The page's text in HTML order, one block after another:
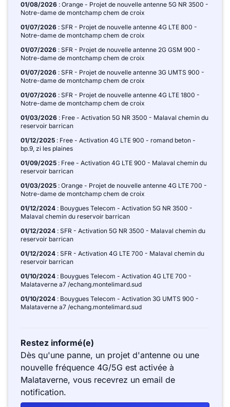
01/08/2026 : Orange - Projet de nouvelle antenne 5G NR 3500 -
Notre-dame de montchamp chem de croix
01/07/2026 : SFR - Projet de nouvelle antenne 4G LTE 800 -
Notre-dame de montchamp chem de croix
01/07/2026 : SFR - Projet de nouvelle antenne 2G GSM 900 -
Notre-dame de montchamp chem de croix
01/07/2026 : SFR - Projet de nouvelle antenne 3G UMTS 900 -
Notre-dame de montchamp chem de croix
01/07/2026 : SFR - Projet de nouvelle antenne 4G LTE 1800 -
Notre-dame de montchamp chem de croix
01/03/2026 : Free - Activation 5G NR 3500 - Malaval chemin du
reservoir barrican
01/12/2025 : Free - Activation 4G LTE 900 - romand beton -
bp.9, zi les plaines
01/09/2025 : Free - Activation 4G LTE 900 - Malaval chemin du
reservoir barrican
01/03/2025 : Orange - Projet de nouvelle antenne 4G LTE 700 -
Notre-dame de montchamp chem de croix
01/12/2024 : Bouygues Telecom - Activation 5G NR 3500 -
Malaval chemin du reservoir barrican
01/12/2024 : SFR - Activation 5G NR 3500 - Malaval chemin du
reservoir barrican
01/12/2024 : SFR - Activation 4G LTE 700 - Malaval chemin du
reservoir barrican
01/10/2024 : Bouygues Telecom - Activation 4G LTE 700 -
Malataverne a7 /echang.montelimard.sud
01/10/2024 : Bouygues Telecom - Activation 3G UMTS 900 -
Malataverne a7 /echang.montelimard.sud
Restez informé(e)
Dès qu'une panne, un projet d'antenne ou une
nouvelle fréquence 4G/5G est activée à
Malataverne, vous recevrez un email de
notification.